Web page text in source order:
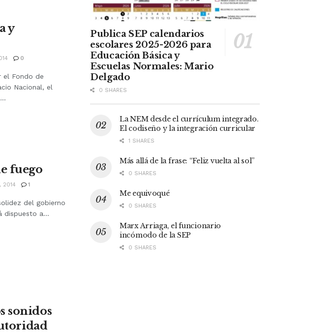
y
0
el Fondo de
Nacional, el
fuego
2014 1
del gobierno
dispuesto a...
sonidos
Publica SEP calendarios
escolares 2025-2026 para
Educación Básica y
Escuelas Normales: Mario
Delgado
0 SHARES
La NEM desde el currículum integrado.
El codiseño y la integración curricular
1 SHARES
Más allá de la frase: “Feliz vuelta al sol”
0 SHARES
Me equivoqué
0 SHARES
Marx Arriaga, el funcionario
incómodo de la SEP
0 SHARES